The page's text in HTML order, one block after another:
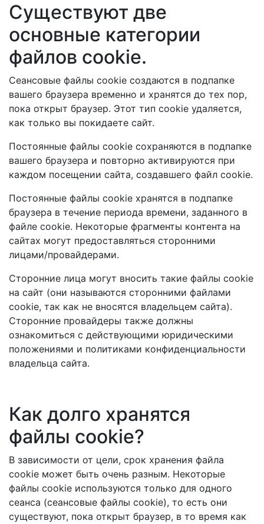
Существуют две
основные категории
файлов cookie.
Сеансовые файлы cookie создаются в подпапке
вашего браузера временно и хранятся до тех пор,
пока открыт браузер. Этот тип cookie удаляется,
как только вы покидаете сайт.
Постоянные файлы cookie сохраняются в подпапке
вашего браузера и повторно активируются при
каждом посещении сайта, создавшего файл cookie.
Постоянные файлы cookie хранятся в подпапке
браузера в течение периода времени, заданного в
файле cookie. Некоторые фрагменты контента на
сайтах могут предоставляться сторонними
лицами/провайдерами.
Сторонние лица могут вносить такие файлы cookie
на сайт (они называются сторонними файлами
cookie, так как не вносятся владельцем сайта).
Сторонние провайдеры также должны
ознакомиться с действующими юридическими
положениями и политиками конфиденциальности
владельца сайта.
Как долго хранятся
файлы cookie?
В зависимости от цели, срок хранения файла
cookie может быть очень разным. Некоторые
файлы cookie используются только для одного
сеанса (сеансовые файлы cookie), то есть они
существуют, пока открыт браузер, в то время как